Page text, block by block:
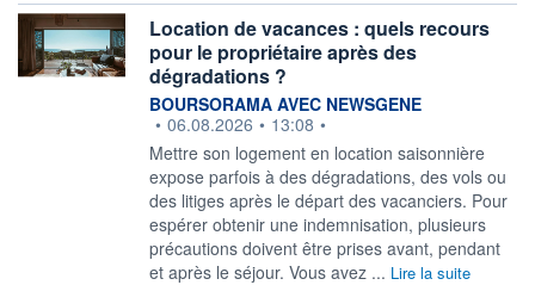
Location de vacances : quels recours
pour le propriétaire après des
dégradations ?
information fournie par
BOURSORAMA AVEC NEWSGENE
• 06.08.2026 • 13:08 •
Mettre son logement en location saisonnière
expose parfois à des dégradations, des vols ou
des litiges après le départ des vacanciers. Pour
espérer obtenir une indemnisation, plusieurs
précautions doivent être prises avant, pendant
et après le séjour. Vous avez ... Lire la suite